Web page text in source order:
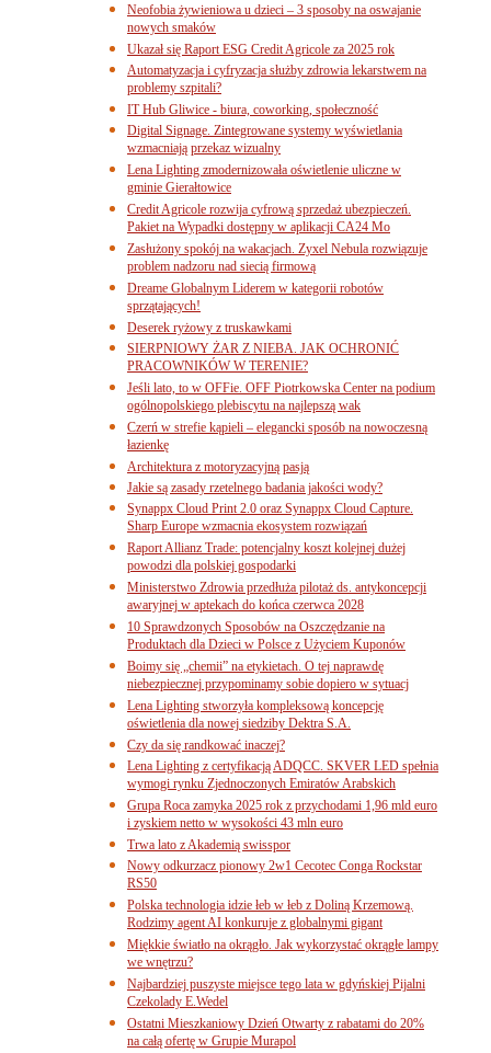
Neofobia żywieniowa u dzieci – 3 sposoby na oswajanie
nowych smaków
Ukazał się Raport ESG Credit Agricole za 2025 rok
Automatyzacja i cyfryzacja służby zdrowia lekarstwem na
problemy szpitali?
IT Hub Gliwice - biura, coworking, społeczność
Digital Signage. Zintegrowane systemy wyświetlania
wzmacniają przekaz wizualny
Lena Lighting zmodernizowała oświetlenie uliczne w
gminie Gierałtowice
Credit Agricole rozwija cyfrową sprzedaż ubezpieczeń.
Pakiet na Wypadki dostępny w aplikacji CA24 Mo
Zasłużony spokój na wakacjach. Zyxel Nebula rozwiązuje
problem nadzoru nad siecią firmową
Dreame Globalnym Liderem w kategorii robotów
sprzątających!
Deserek ryżowy z truskawkami
SIERPNIOWY ŻAR Z NIEBA. JAK OCHRONIĆ
PRACOWNIKÓW W TERENIE?
Jeśli lato, to w OFFie. OFF Piotrkowska Center na podium
ogólnopolskiego plebiscytu na najlepszą wak
Czerń w strefie kąpieli – elegancki sposób na nowoczesną
łazienkę
Architektura z motoryzacyjną pasją
Jakie są zasady rzetelnego badania jakości wody?
Synappx Cloud Print 2.0 oraz Synappx Cloud Capture.
Sharp Europe wzmacnia ekosystem rozwiązań
Raport Allianz Trade: potencjalny koszt kolejnej dużej
powodzi dla polskiej gospodarki
Ministerstwo Zdrowia przedłuża pilotaż ds. antykoncepcji
awaryjnej w aptekach do końca czerwca 2028
10 Sprawdzonych Sposobów na Oszczędzanie na
Produktach dla Dzieci w Polsce z Użyciem Kuponów
Boimy się „chemii” na etykietach. O tej naprawdę
niebezpiecznej przypominamy sobie dopiero w sytuacj
Lena Lighting stworzyła kompleksową koncepcję
oświetlenia dla nowej siedziby Dektra S.A.
Czy da się randkować inaczej?
Lena Lighting z certyfikacją ADQCC. SKVER LED spełnia
wymogi rynku Zjednoczonych Emiratów Arabskich
Grupa Roca zamyka 2025 rok z przychodami 1,96 mld euro
i zyskiem netto w wysokości 43 mln euro
Trwa lato z Akademią swisspor
Nowy odkurzacz pionowy 2w1 Cecotec Conga Rockstar
RS50
Polska technologia idzie łeb w łeb z Doliną Krzemową.
Rodzimy agent AI konkuruje z globalnymi gigant
Miękkie światło na okrągło. Jak wykorzystać okrągłe lampy
we wnętrzu?
Najbardziej puszyste miejsce tego lata w gdyńskiej Pijalni
Czekolady E.Wedel
Ostatni Mieszkaniowy Dzień Otwarty z rabatami do 20%
na całą ofertę w Grupie Murapol